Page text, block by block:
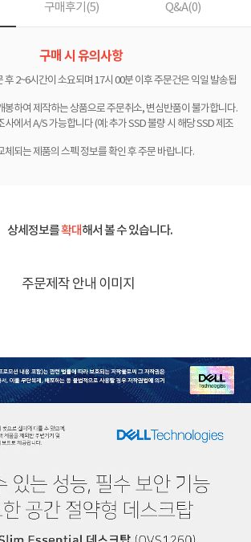
구매후기(5) Q&A(0)
구매 시 유의사항
후 2~6시간이 소요되며 17시 00분 이후 주문건은 익일 발송됩
봉하여 제작하는 상품으로 주문취소, 변심반품이 불가합니다.
사에서 A/S 가능합니다 (예: 추가 SSD 불량 시 해당 SSD 제조
체되는 제품의 스펙 정보를 확인 후 주문 바랍니다.
상세정보를확대해서 볼 수 있습니다.